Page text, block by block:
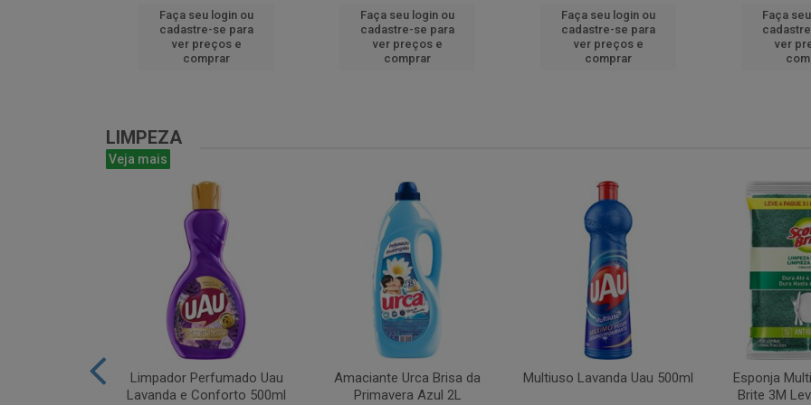
Faça seu login ou
cadastre-se para
ver preços e
comprar
Faça seu login ou
cadastre-se para
ver preços e
comprar
Faça seu login ou
cadastre-se para
ver preços e
comprar
Faça
ver
LIMPEZA
Veja mais
Limpador Perfumado Uau
Lavanda e Conforto 500ml
Amaciante Urca Brisa da
Primavera Azul 2L
Multiuso Lavanda Uau 500ml
Esponja
Brite 3M